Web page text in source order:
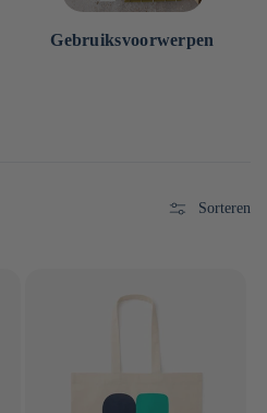
Gebruiksvoorwerpen
Sorteren